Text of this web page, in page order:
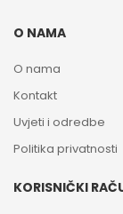
O NAMA
O nama
Kontakt
Uvjeti i odredbe
Politika privatnosti
KORISNIČKI